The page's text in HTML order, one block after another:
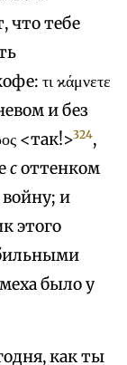
что тебе
τι ϰάμνετε
и без
<так!>324,
соттенком
и
этого
было у
как ты